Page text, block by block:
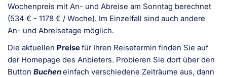
Wochenpreis mit An- und Abreise am Sonntag berechnet
(534 € - 1178 € / Woche). Im Einzelfall sind auch andere
An- und Abreisetage möglich.
Die aktuellen Preisefür Ihren Reisetermin finden Sie auf
der Homepage des Anbieters. Probieren Sie dort über den
Button Bucheneinfach verschiedene Zeiträume aus, dann